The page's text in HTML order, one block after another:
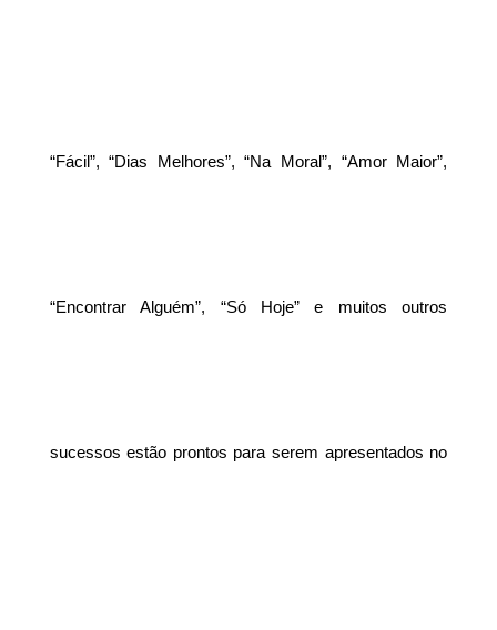
“Fácil”, “Dias Melhores”, “Na Moral”, “Amor Maior”,
“Encontrar Alguém”, “Só Hoje” e muitos outros
sucessos estão prontos para serem apresentados no